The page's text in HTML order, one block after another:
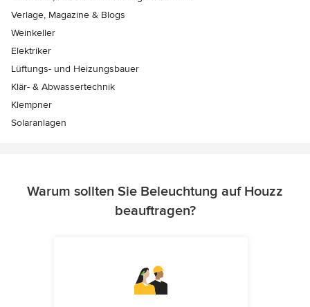
Verlage, Magazine & Blogs
Weinkeller
Elektriker
Lüftungs- und Heizungsbauer
Klär- & Abwassertechnik
Klempner
Solaranlagen
Warum sollten Sie Beleuchtung auf Houzz
beauftragen?